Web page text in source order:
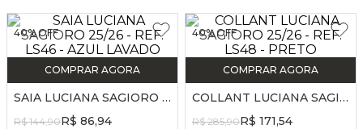
40%OFF
COMPRAR AGORA
SAIA LUCIANA SAGIORO 25/26 - REF. LS46 - AZUL LAVADO
R$ 144,90R$ 86,94
40%OFF
COMPRAR AGORA
COLLANT LUCIANA SAGIORO 25/26 - REF. LS48 - PRETO
R$ 285,90R$ 171,54